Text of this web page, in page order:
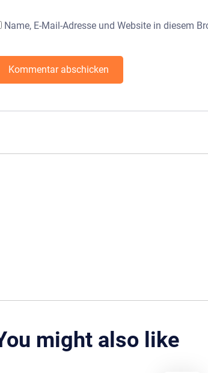
Name, E-Mail-Adresse und Website in diesem
might also like